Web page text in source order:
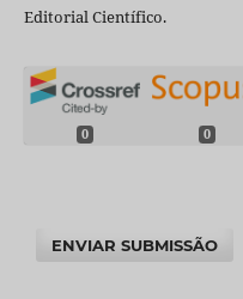
Editorial Científico.
0 0
ENVIAR SUBMISSÃO